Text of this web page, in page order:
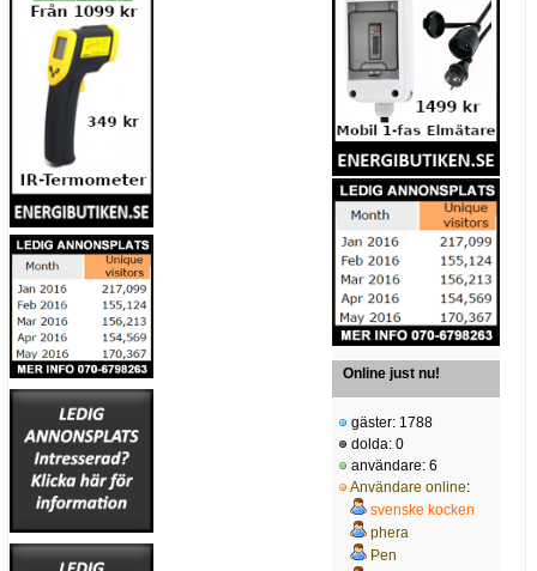
Online just nu!
gäster: 1788
dolda: 0
användare: 6
Användare online:
svenske kocken
phera
Pen